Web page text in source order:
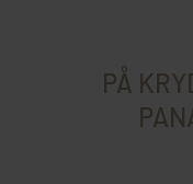
PÅ